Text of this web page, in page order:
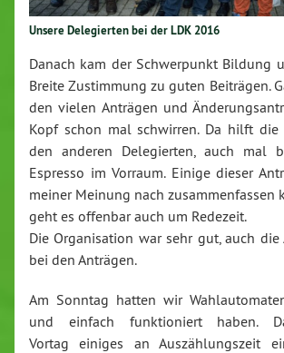
Unsere De­le­gier­ten bei der LDK 2016
Danach kam der Schwer­punkt Bildung
Breite Zu­stim­mung zu guten Beiträgen.
den vielen Anträgen und
Kopf schon mal schwirren. Da hilft die
den anderen De­le­gier­ten, auch mal
Espresso im Vorraum. Einige dieser
meiner Meinung nach zu­sam­men­fas­sen
geht es offenbar auch um Redezeit.
Die Or­ga­ni­sa­ti­on war sehr gut, auch die
bei den Anträgen.
Am Sonntag hatten wir
und einfach funk­tio­niert haben.
Vortag einiges an Aus­zäh­lungs­zeit